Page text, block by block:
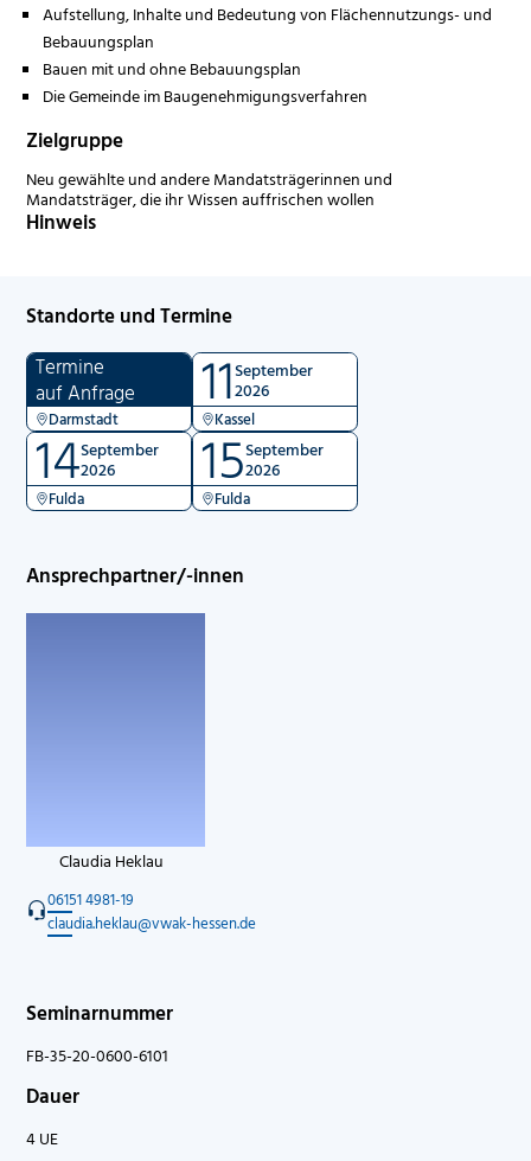
Aufstellung, Inhalte und Bedeutung von Flächennutzungs- und
Bebauungsplan
Bauen mit und ohne Bebauungsplan
Die Gemeinde im Baugenehmigungsverfahren
Zielgruppe
Neu gewählte und andere Mandatsträgerinnen und
Mandatsträger, die ihr Wissen auffrischen wollen
Hinweis
Standorte und Termine
Termine
auf Anfrage
Darmstadt 11September
2026
Kassel
14September
2026
Fulda 15September
2026
Fulda
Ansprechpartner/-innen
Claudia Heklau
06151 4981-19
claudia.heklau@vwak-hessen.de
Seminarnummer
FB-35-20-0600-6101
Dauer
4 UE